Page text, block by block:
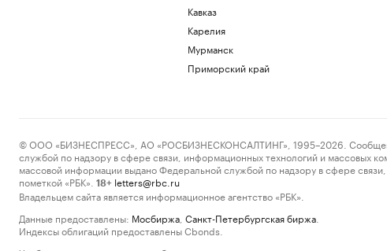
Кавказ
Карелия
Мурманск
Приморский край
© ООО «БИЗНЕСПРЕСС», АО «РОСБИЗНЕСКОНСАЛТИНГ», 1995–2026. Сообщения
службой по надзору в сфере связи, информационных технологий и массовых
массовой информации выдано Федеральной службой по надзору в сфере
пометкой «РБК».
18+ letters@rbc.ru
Владельцем сайта является информационное агентство «РБК».
Данные предоставлены: Мосбиржа Санкт-Петербургская биржа
Индексы облигаций предоставлены Cbonds.